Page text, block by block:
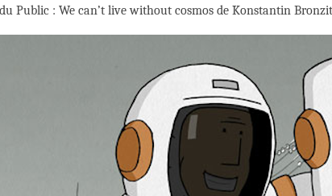
Public : We can’t live without cosmos de Konstantin